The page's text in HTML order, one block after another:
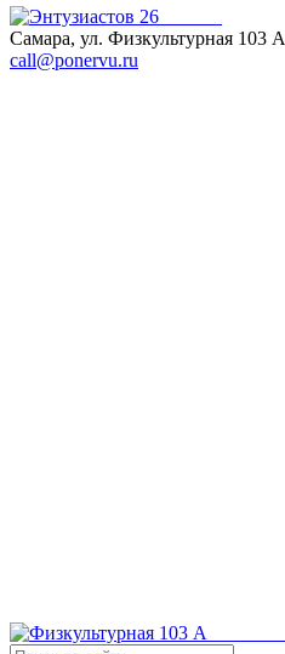
Самара, ул. Физкультурная 103 А
call@ponervu.ru